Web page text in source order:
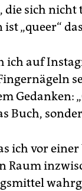
die sich
„queer“
ich auf
Gedanken:
Buch,
ich vor einer
Raum